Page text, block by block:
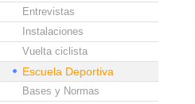
Entrevistas
Instalaciones
Vuelta ciclista
Escuela Deportiva
Bases y Normas